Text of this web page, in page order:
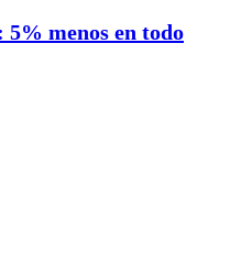
5% menos en todo